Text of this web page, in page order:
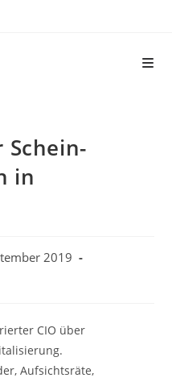
in
2019
CIO über
Aufsichtsräte,